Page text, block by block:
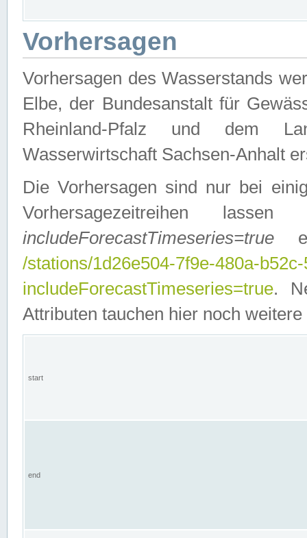
Vorhersagen
Vorhersagen des Wasserstands
Elbe, der Bundesanstalt für
Rheinland-Pfalz und dem
Wasserwirtschaft Sachsen-Anhalt
Die Vorhersagen sind nur bei
Vorhersagezeitreihen
includeForecastTimeseries=true
/stations/1d26e504-7f9e-480a-
includeForecastTimeseries=true.
Attributen tauchen hier noch weitere
start
end